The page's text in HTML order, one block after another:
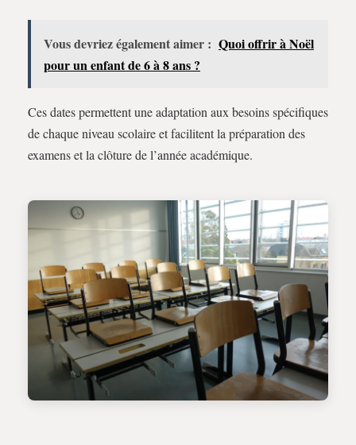
Vous devriez également aimer : Quoi offrir à Noël
pour un enfant de 6 à 8 ans ?
Ces dates permettent une adaptation aux besoins spécifiques
de chaque niveau scolaire et facilitent la préparation des
examens et la clôture de l’année académique.